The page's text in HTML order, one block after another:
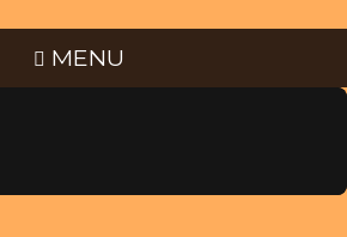
MENU